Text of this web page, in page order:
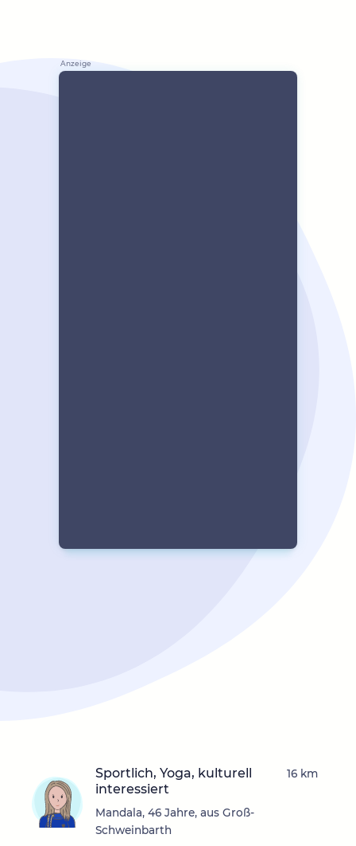
Sportlich, Yoga, kulturell
interessiert
Mandala, 46 Jahre, aus Groß-
Schweinbarth
16 km